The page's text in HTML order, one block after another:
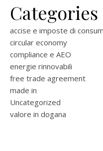
Categories
accise e imposte di
circular economy
compliance e AEO
energie rinnovabili
free trade agreement
made in
Uncategorized
valore in dogana